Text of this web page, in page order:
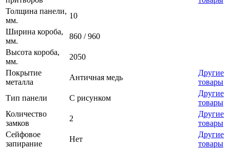
Толщина панели,
мм.
10
Ширина короба,
мм.
860 / 960
Высота короба,
мм.
2050
Покрытие
металла
Античная медь
Другие
товары
Тип панели
С рисунком
Другие
товары
Количество
замков
2
Другие
товары
Сейфовое
запирание
Нет
Другие
товары